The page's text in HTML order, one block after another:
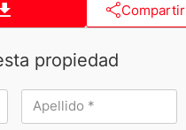
Compartir
propiedad